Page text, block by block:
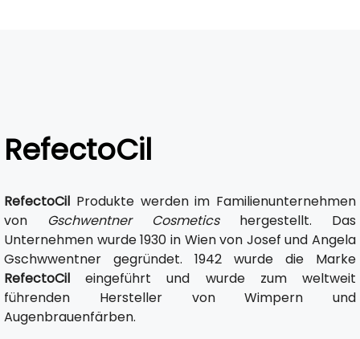
RefectoCil
RefectoCil Produkte werden im Familienunternehmen
von Gschwentner Cosmeticshergestellt. Das
Unternehmen wurde 1930 in Wien von Josef und Angela
Gschwwentner gegründet. 1942 wurde die Marke
RefectoCil eingeführt und wurde zum weltweit
führenden Hersteller von Wimpern und
Augenbrauenfärben.